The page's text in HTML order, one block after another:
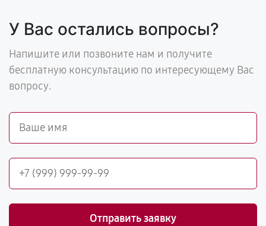
У Вас остались вопросы?
Напишите или позвоните нам и получите
бесплатную консультацию по интересующему Вас
вопросу.
Отправить заявку